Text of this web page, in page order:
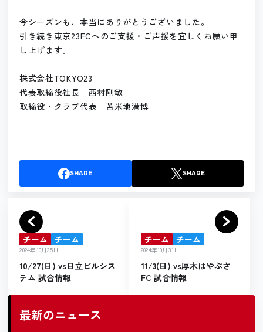
今シーズンも、本当にありがとうございました。
引き続き東京23FCへのご支援・ご声援を宜しくお願い申
し上げます。
株式会社TOKYO23
代表取締役社長 西村剛敏
取締役・クラブ代表 苫米地満博
SHARE SHARE
チーム チーム
2024年10月25日
10/27(日) vs日立ビルシス
テム 試合情報
チーム チーム
2024年10月31日
11/3(日) vs厚木はやぶさ
FC 試合情報
最新のニュース